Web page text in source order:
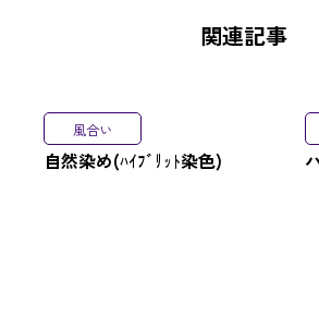
関連記事
風合い
自然染め(ﾊｲﾌﾞﾘｯﾄ染色)